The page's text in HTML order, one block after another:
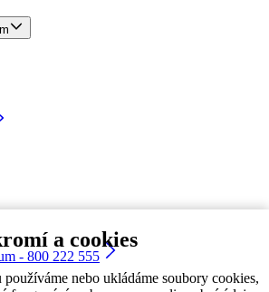
a cookies
nebo ukládáme soubory cookies,
- 800 222 555